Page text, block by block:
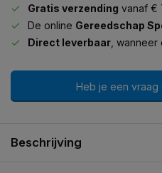
Gratis verzending vanaf €
De online Gereedschap
Direct leverbaar ,
Heb je een vraag
Beschrijving